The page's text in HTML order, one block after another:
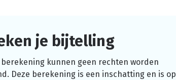
je bijtelling
berekening kunnen geen rechten worden
Deze berekening is een inschatting en is op